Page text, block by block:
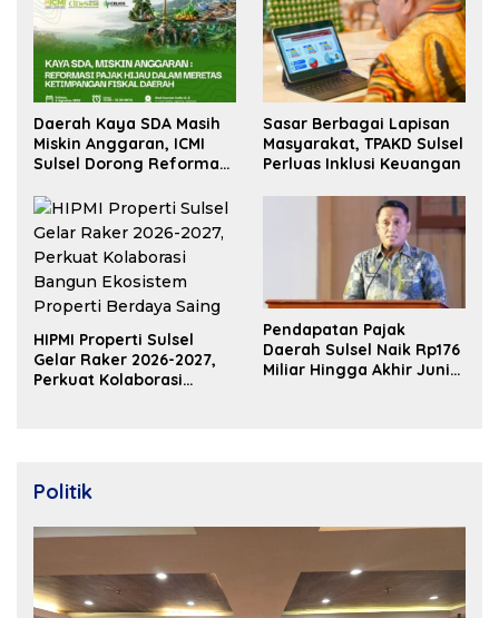
Daerah Kaya SDA Masih
Miskin Anggaran, ICMI
Sulsel Dorong Reformasi
Sasar Berbagai Lapisan
Masyarakat, TPAKD Sulsel
Perluas Inklusi Keuangan
HIPMI Properti Sulsel
Gelar Raker 2026-2027,
Perkuat Kolaborasi
Pendapatan Pajak
Daerah Sulsel Naik Rp176
Miliar Hingga Akhir Juni
Politik